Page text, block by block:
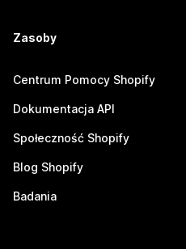
Zasoby
Centrum Pomocy Shopify
Dokumentacja API
Społeczność Shopify
Blog Shopify
Badania